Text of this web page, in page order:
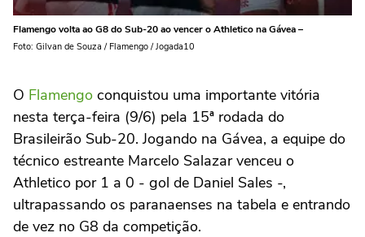
Flamengo volta ao G8 do Sub-20 ao vencer o Athletico na Gávea –
Foto: Gilvan de Souza / Flamengo / Jogada10
O Flamengo conquistou uma importante vitória
nesta terça-feira (9/6) pela 15ª rodada do
Brasileirão Sub-20. Jogando na Gávea, a equipe do
técnico estreante Marcelo Salazar venceu o
Athletico por 1 a 0 - gol de Daniel Sales -,
ultrapassando os paranaenses na tabela e entrando
de vez no G8 da competição.